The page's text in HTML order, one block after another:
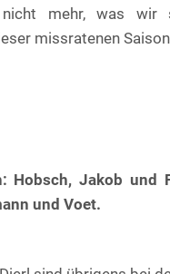
mehr, was wir
missratenen
Hobsch, Jakob und
und Voet.